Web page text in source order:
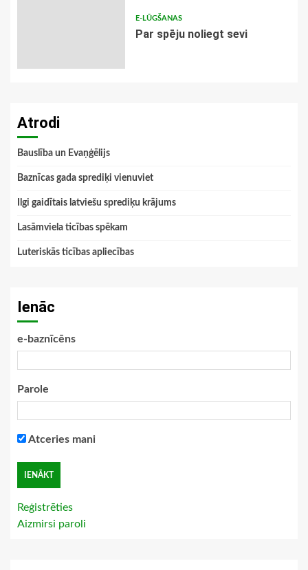
E-LŪGŠANAS
Par spēju noliegt sevi
Atrodi
Bauslība un Evaņģēlijs
Baznīcas gada sprediķi vienuviet
Ilgi gaidītais latviešu sprediķu krājums
Lasāmviela ticības spēkam
Luteriskās ticības apliecības
Ienāc
e-baznīcēns
Parole
Atceries mani
Reģistrēties
Aizmirsi paroli